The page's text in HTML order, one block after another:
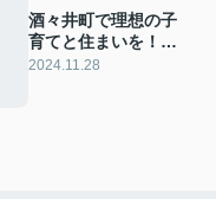
酒々井町で理想の子
育てと住まいを！地
域コミュニティは家
2024.11.28